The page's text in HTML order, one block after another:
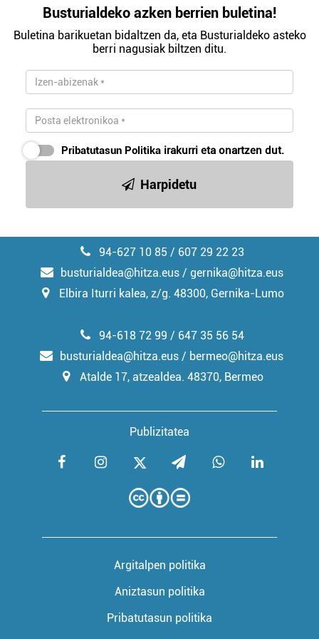
Busturialdeko azken berrien buletina!
Buletina barikuetan bidaltzen da, eta Busturialdeko asteko
berri nagusiak biltzen ditu.
Pribatutasun Politika irakurri eta onartzen dut.
Harpidetu
94-627 10 85 / 607 29 22 23
busturialdea@hitza.eus / gernika@hitza.eus
Elbira Iturri kalea, z/g. 48300, Gernika-Lumo
Publizitatea
94-618 72 99 / 647 35 56 54
busturialdea@hitza.eus / bermeo@hitza.eus
Atalde 17, atzealdea. 48370, Bermeo
Argitalpen politika
Aniztasun politika
Pribatutasun politika